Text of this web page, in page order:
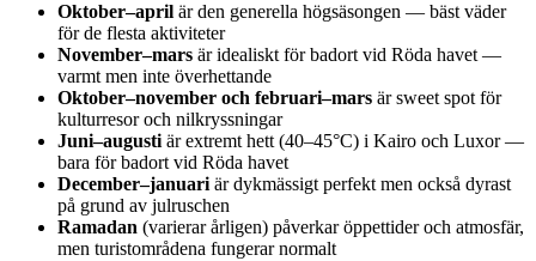
Oktober–april är den generella högsäsongen — bäst väder
för de flesta aktiviteter
November–mars är idealiskt för badort vid Röda havet —
varmt men inte överhettande
Oktober–november och februari–mars är sweet spot för
kulturresor och nilkryssningar
Juni–augustiär extremt hett (40–45°C) i Kairo och Luxor —
bara för badort vid Röda havet
December–januariär dykmässigt perfekt men också dyrast
på grund av julruschen
Ramadan (varierar årligen) påverkar öppettider och atmosfär,
men turistområdena fungerar normalt